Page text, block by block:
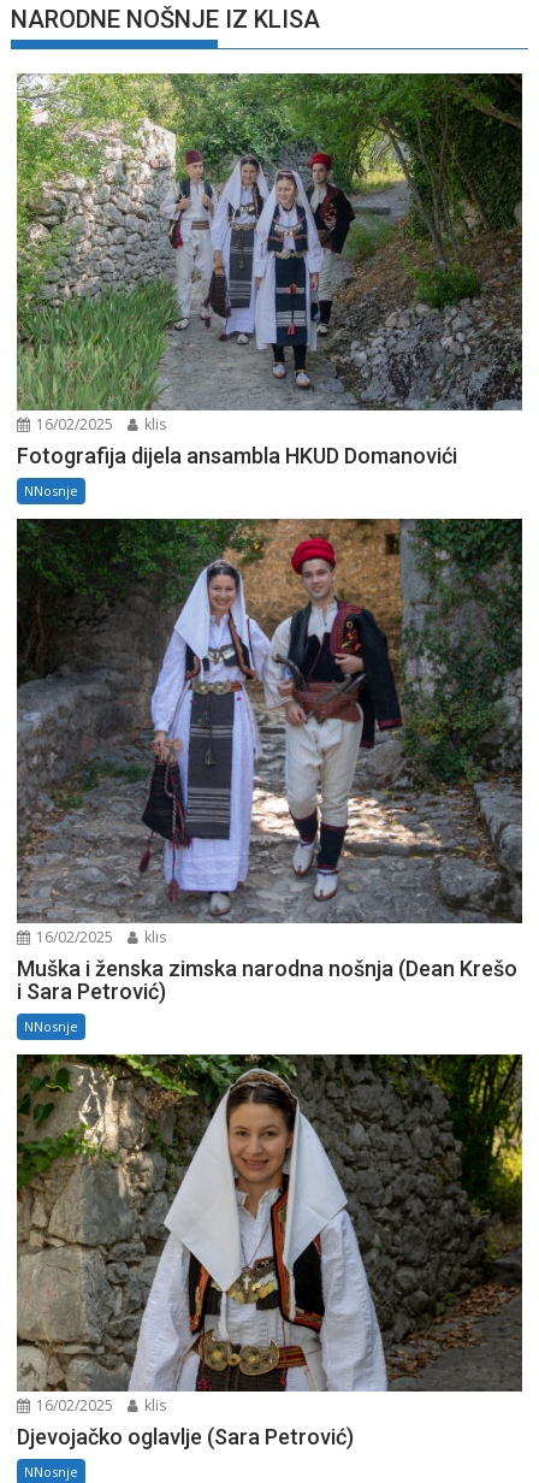
NARODNE NOŠNJE IZ KLISA
16/02/2025 klis
Fotografija dijela ansambla HKUD Domanovići
NNosnje
16/02/2025 klis
Muška i ženska zimska narodna nošnja (Dean Krešo
i Sara Petrović)
NNosnje
16/02/2025 klis
Djevojačko oglavlje (Sara Petrović)
NNosnje